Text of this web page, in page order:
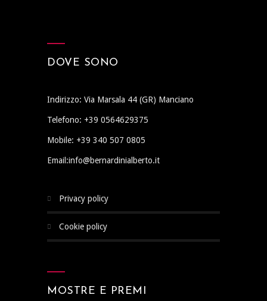
DOVE SONO
Indirizzo: Via Marsala 44 (GR) Manciano
Telefono: +39 0564629375
Mobile: +39 340 507 0805
Email:info@bernardinialberto.it
privacy policy
cookie policy
MOSTRE E PREMI